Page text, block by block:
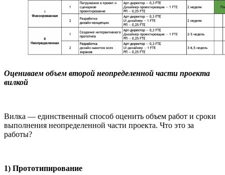
Оцениваем объем второй неопределенной части проекта
вилкой
Вилка — единственный способ оценить объем работ и сроки
выполнения неопределенной части проекта. Что это за
работы?
1) Прототипирование